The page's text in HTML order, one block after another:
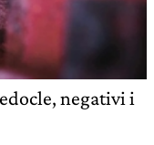
negativi i